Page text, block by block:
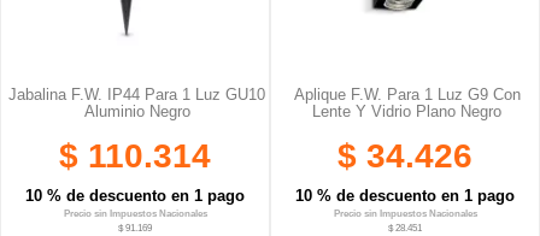
Jabalina F.W. IP44 Para 1 Luz GU10
Aluminio Negro
$ 110.314
10 % de descuento en 1 pago
Precio sin Impuestos Nacionales
$ 91.169
Aplique F.W. Para 1 Luz G9 Con
Lente Y Vidrio Plano Negro
$ 34.426
10 % de descuento en 1 pago
Precio sin Impuestos Nacionales
$ 28.451